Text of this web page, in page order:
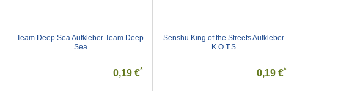
Team Deep Sea Aufkleber Team Deep
Sea
0,19 €*
Senshu King of the Streets Aufkleber
K.O.T.S.
0,19 €*